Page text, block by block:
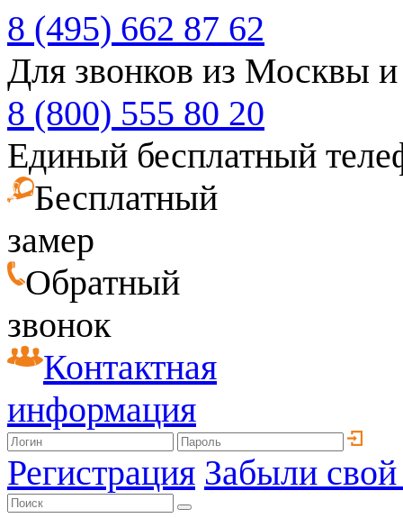
8 (495) 662 87 62
Для звонков из Москвы
8 (800) 555 80 20
Единый бесплатный
Бесплатный
замер
Обратный
звонок
Контактная
информация
Регистрация Забыли